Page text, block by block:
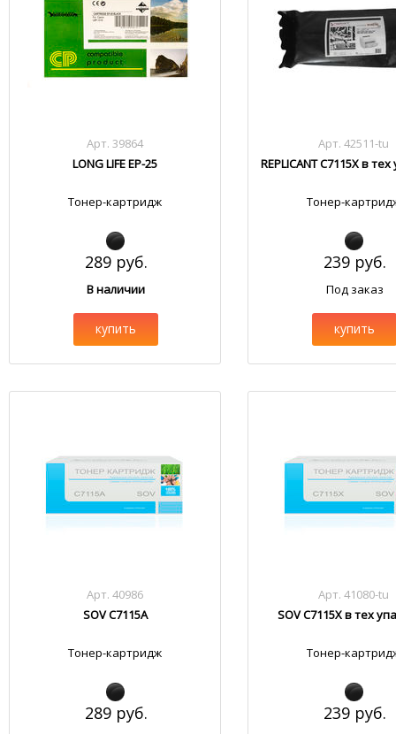
Арт. 39864
LONG LIFE EP-25
Тонер-картридж
289 руб.
В наличии
купить
Арт. 42511-tu
REPLICANT C7115X в
Тонер-
239 руб.
Под заказ
купить
Арт. 40986
SOV C7115A
Тонер-картридж
289 руб.
Арт. 41080-tu
SOV C7115X в тех
Тонер-
239 руб.